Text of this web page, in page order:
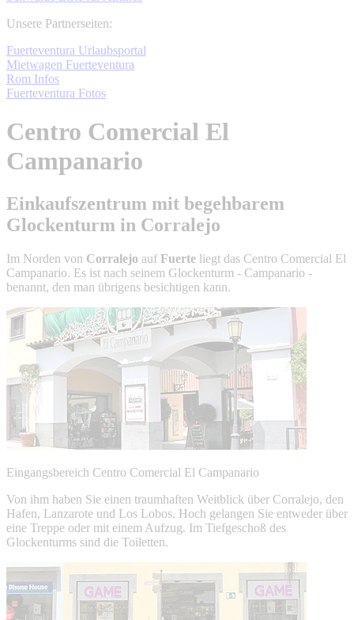
Unsere Partnerseiten:
Fuerteventura Urlaubsportal
Mietwagen Fuerteventura
Rom Infos
Fuerteventura Fotos
Centro Comercial El
Campanario
Einkaufszentrum mit begehbarem
Glockenturm in Corralejo
Im Norden von Corralejo auf Fuerte liegt das Centro Comercial El
Campanario. Es ist nach seinem Glockenturm - Campanario -
benannt, den man übrigens besichtigen kann.
Eingangsbereich Centro Comercial El Campanario
Von ihm haben Sie einen traumhaften Weitblick über Corralejo, den
Hafen, Lanzarote und Los Lobos. Hoch gelangen Sie entweder über
eine Treppe oder mit einem Aufzug. Im Tiefgeschoß des
Glockenturms sind die Toiletten.